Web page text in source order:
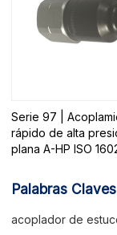
Serie 97 |
rápido de alta
plana A-HP ISO
Palabras Claves
acoplador de